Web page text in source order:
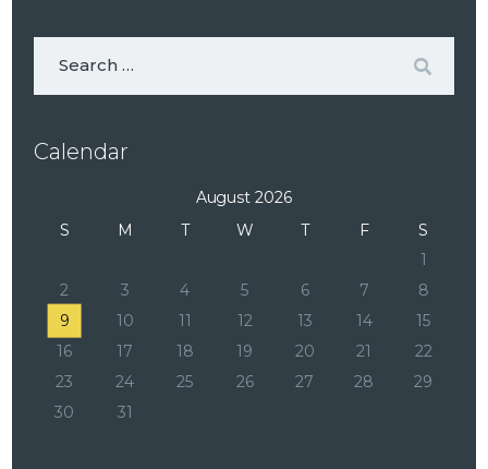
Calendar
August 2026
S
M T W T F
S
1
2
3 4 5 6 7
8
9
10 11 12 13 14
15
16
17 18 19 20 21
22
23
24 25 26 27 28
29
30
31